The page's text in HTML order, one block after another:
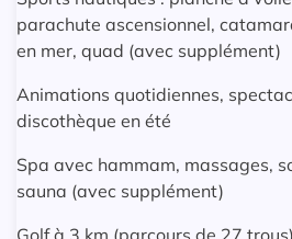
parachute ascensionnel,
en mer, quad (avec supplément)
Animations quotidiennes,
discothèque en été
Spa avec hammam, massages,
sauna (avec supplément)
Golf à 3 km (parcours de 27 trous)